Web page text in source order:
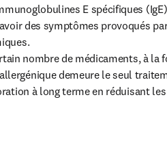
E spécifiques
des symptômes provoqués
nombre de médicaments, à la
demeure le seul
à long terme en réduisant